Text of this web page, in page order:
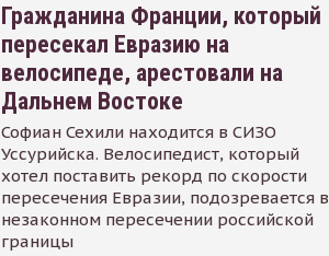
Гражданина Франции, который
пересекал Евразию на
велосипеде, арестовали на
Дальнем Востоке
Софиан Сехили находится в СИЗО
Уссурийска. Велосипедист, который
хотел поставить рекорд по скорости
пересечения Евразии, подозревается в
незаконном пересечении российской
границы